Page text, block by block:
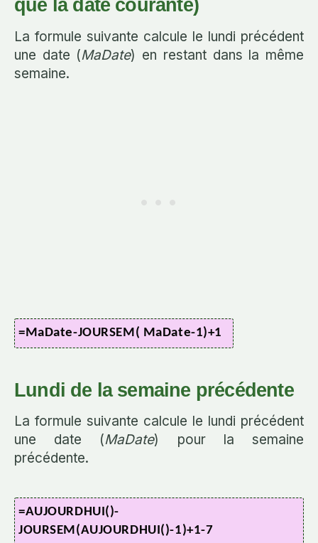
que la date courante)
La formule suivante calcule le lundi précédent
une date (MaDate) en restant dans la même
semaine.
=MaDate-JOURSEM( MaDate-1)+1
Lundi de la semaine précédente
La formule suivante calcule le lundi précédent
une date (MaDate) pour la semaine
précédente.
=AUJOURDHUI()-
JOURSEM(AUJOURDHUI()-1)+1-7